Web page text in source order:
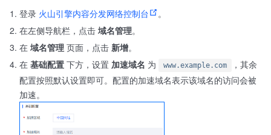
登录 火山引擎内容分发网络控制台
。
在左侧导航栏，点击 域名管理。
在 域名管理 页面，点击 新增。
在 基础配置 下方，设置 加速域名 为 www.example.com
，其余
配置按照默认设置即可。配置的加速域名表示该域名的访问会被
加速。